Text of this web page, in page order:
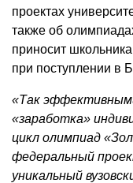
проектах
также об
приносит
при поступлении в
«Так
«заработка»
цикл олимпиад
федеральный
уникальный